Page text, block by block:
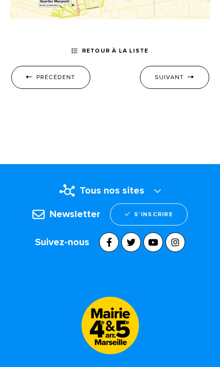
PRÉCÉDENT
RETOUR À LA LISTE
SUIVANT
Tous nos sites
Newsletter S’INSCRIRE
Suivez-nous